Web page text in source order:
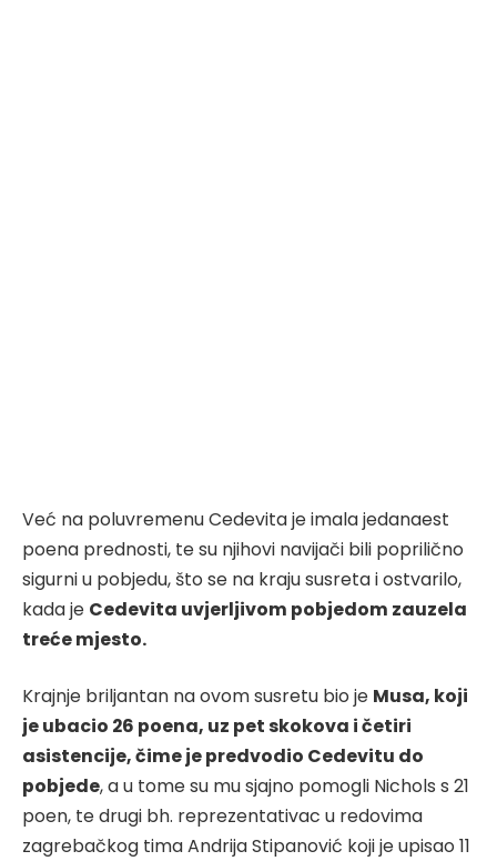
Već na poluvremenu Cedevita je imala jedanaest
poena prednosti, te su njihovi navijači bili poprilično
sigurni u pobjedu, što se na kraju susreta i ostvarilo,
kada je Cedevita uvjerljivom pobjedom zauzela
treće mjesto.
Krajnje briljantan na ovom susretu bio je Musa, koji
je ubacio 26 poena, uz pet skokova i četiri
asistencije, čime je predvodio Cedevitu do
pobjede, a u tome su mu sjajno pomogli Nichols s 21
poen, te drugi bh. reprezentativac u redovima
zagrebačkog tima Andrija Stipanović koji je upisao 11